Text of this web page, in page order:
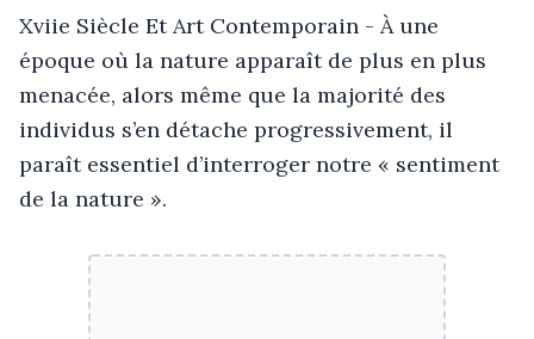
Xviie Siècle Et Art Contemporain - À une
époque où la nature apparaît de plus en plus
menacée, alors même que la majorité des
individus s’en détache progressivement, il
paraît essentiel d’interroger notre « sentiment
de la nature ».